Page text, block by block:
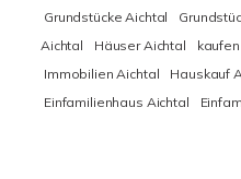
Grundstücke Aichtal
Aichtal
Häuser Aichtal
Immobilien Aichtal
Hauskauf
Einfamilienhaus Aichtal